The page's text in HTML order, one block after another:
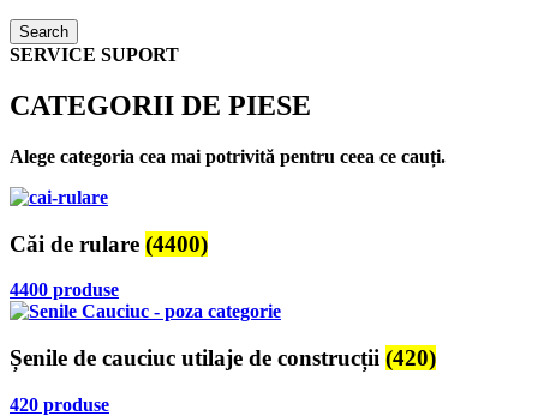
Search
SERVICE SUPORT
CATEGORII DE PIESE
Alege categoria cea mai potrivită pentru ceea ce cauți.
Căi de rulare (4400)
4400 produse
Șenile de cauciuc utilaje de construcții (420)
420 produse